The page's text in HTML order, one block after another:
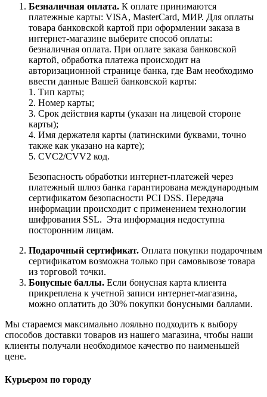
Безналичная оплата. К оплате принимаются
платежные карты: VISA, MasterCard, МИР. Для оплаты
товара банковской картой при оформлении заказа в
интернет-магазине выберите способ оплаты:
безналичная оплата. При оплате заказа банковской
картой, обработка платежа происходит на
авторизационной странице банка, где Вам необходимо
ввести данные Вашей банковской карты:
1. Тип карты;
2. Номер карты;
3. Срок действия карты (указан на лицевой стороне
карты);
4. Имя держателя карты (латинскими буквами, точно
также как указано на карте);
5. CVC2/CVV2 код.
Безопасность обработки интернет-платежей через
платежный шлюз банка гарантирована международным
сертификатом безопасности PCI DSS. Передача
информации происходит с применением технологии
шифрования SSL. Эта информация недоступна
посторонним лицам.
Подарочный сертификат. Оплата покупки подарочным
сертификатом возможна только при самовывозе товара
из торговой точки.
Бонусные баллы. Если бонусная карта клиента
прикреплена к учетной записи интернет-магазина,
можно оплатить до 30% покупки бонусными баллами.
Мы стараемся максимально лояльно подходить к выбору
способов доставки товаров из нашего магазина, чтобы наши
клиенты получали необходимое качество по наименьшей
цене.
Курьером по городу